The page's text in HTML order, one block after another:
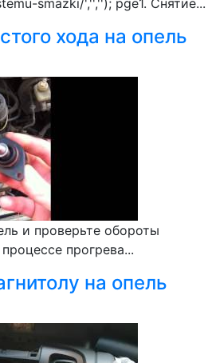
smazki/','',''); pge1. Снятие...
хода на опель
и проверьте обороты
прогрева...
на опель